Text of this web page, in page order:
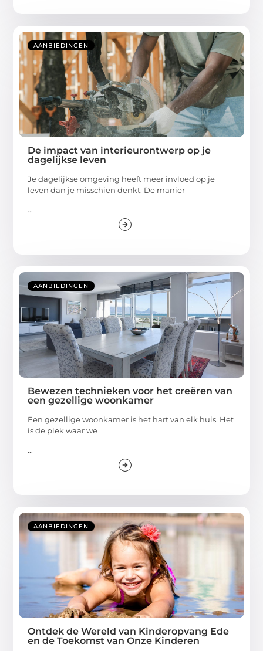
AANBIEDINGEN
De impact van interieurontwerp op je
dagelijkse leven
Je dagelijkse omgeving heeft meer invloed op je
leven dan je misschien denkt. De manier
...
AANBIEDINGEN
Bewezen technieken voor het creëren van
een gezellige woonkamer
Een gezellige woonkamer is het hart van elk huis. Het
is de plek waar we
...
AANBIEDINGEN
Ontdek de Wereld van Kinderopvang Ede
en de Toekomst van Onze Kinderen